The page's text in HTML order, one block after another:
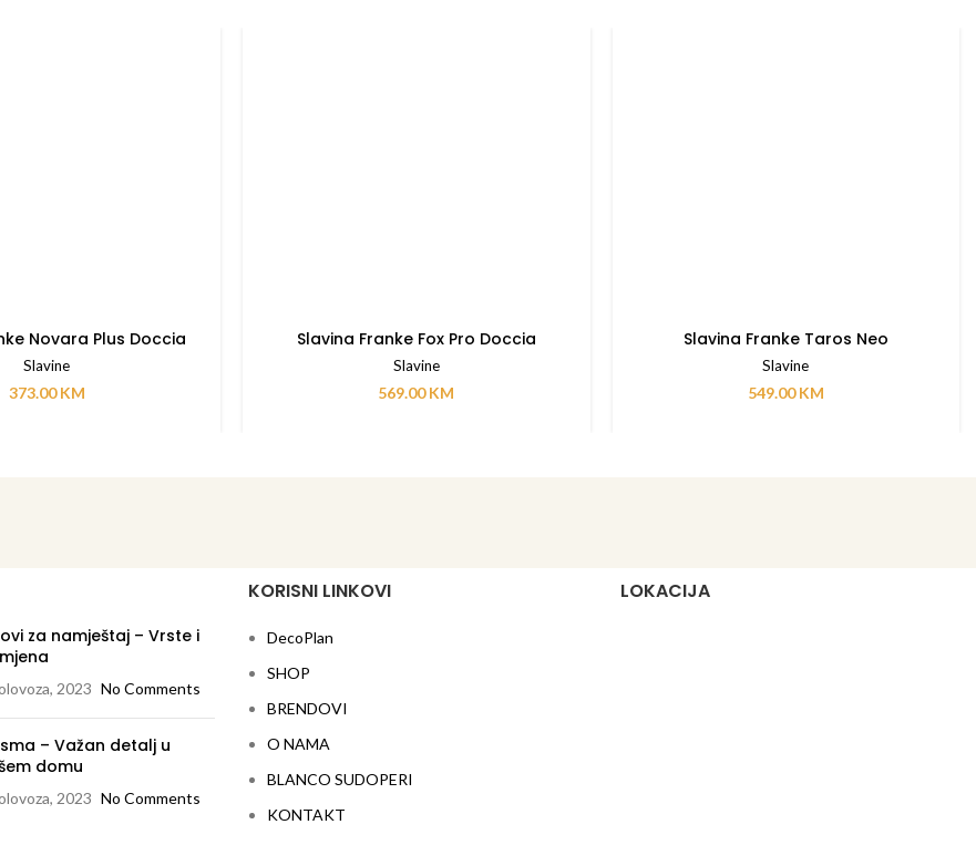
Novara Plus Doccia
Slavine
373.00KM
Slavina Franke Fox Pro Doccia
Slavine
569.00KM
Slavina Franke Taros Neo
Slavine
549.00KM
za namještaj – Vrste i
2023 No Comments
– Važan detalj u
domu
2023 No Comments
KORISNI LINKOVI
DecoPlan
SHOP
BRENDOVI
O NAMA
BLANCO SUDOPERI
KONTAKT
LOKACIJA